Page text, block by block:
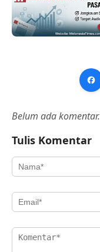
Belum ada komentar.
Tulis Komentar